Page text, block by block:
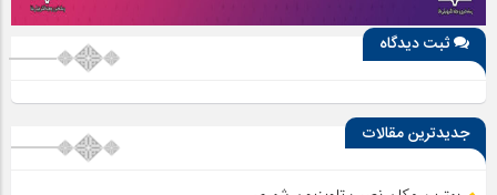
ثبت دیدگاه
جدیدترین مقالات